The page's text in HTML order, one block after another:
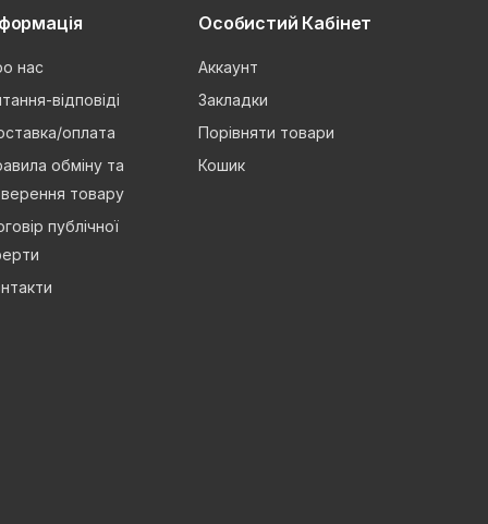
нас
відповіді
оплата
обміну та
товару
публічної
Особистий Кабінет
Аккаунт
Закладки
Порівняти товари
Кошик